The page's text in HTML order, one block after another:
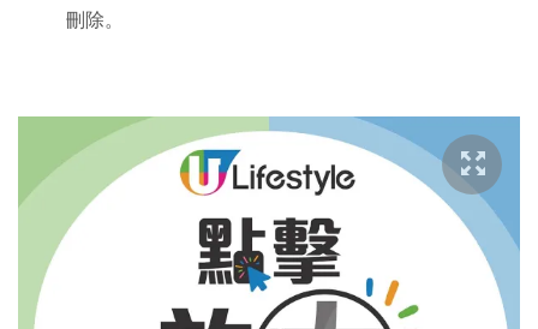
刪除。